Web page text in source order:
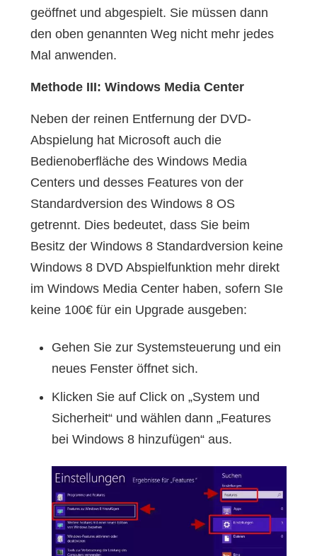
geöffnet und abgespielt. Sie müssen dann
den oben genannten Weg nicht mehr jedes
Mal anwenden.
Methode III: Windows Media Center
Neben der reinen Entfernung der DVD-
Abspielung hat Microsoft auch die
Bedienoberfläche des Windows Media
Centers und desses Features von der
Standardversion des Windows 8 OS
getrennt. Dies bedeutet, dass Sie beim
Besitz der Windows 8 Standardversion keine
Windows 8 DVD Abspielfunktion mehr direkt
im Windows Media Center haben, sofern SIe
keine 100€ für ein Upgrade ausgeben:
Gehen Sie zur Systemsteuerung und ein
neues Fenster öffnet sich.
Klicken Sie auf Click on „System und
Sicherheit“ und wählen dann „Features
bei Windows 8 hinzufügen“ aus.